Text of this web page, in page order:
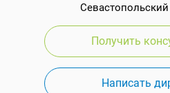
Севастопольский
Получить
Написать